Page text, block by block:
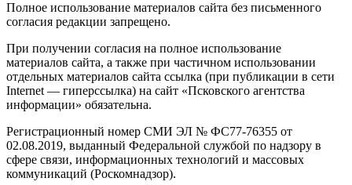
Полное использование материалов сайта без письменного
согласия редакции запрещено.
При получении согласия на полное использование
материалов сайта, а также при частичном использовании
отдельных материалов сайта ссылка (при публикации в сети
Internet — гиперссылка) на сайт «Псковского агентства
информации» обязательна.
Регистрационный номер СМИ ЭЛ № ФС77-76355 от
02.08.2019, выданный Федеральной службой по надзору в
сфере связи, информационных технологий и массовых
коммуникаций (Роскомнадзор).